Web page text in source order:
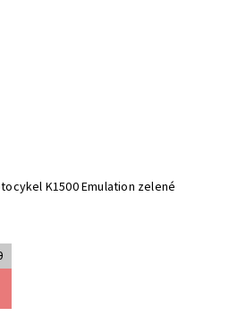
K1500 Emulation zelené